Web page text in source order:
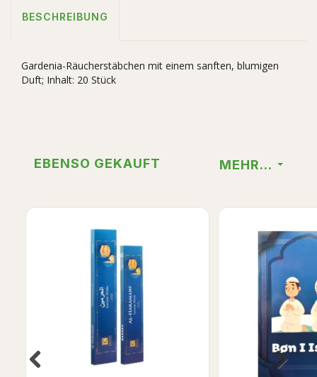
BESCHREIBUNG
Gardenia-Räucherstäbchen mit einem sanften, blumigen
Duft; Inhalt: 20 Stück
MEHR...
EBENSO GEKAUFT